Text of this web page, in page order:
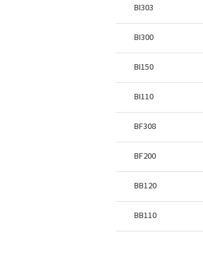
BI303
BI300
BI150
BI110
BF308
BF200
BB120
BB110